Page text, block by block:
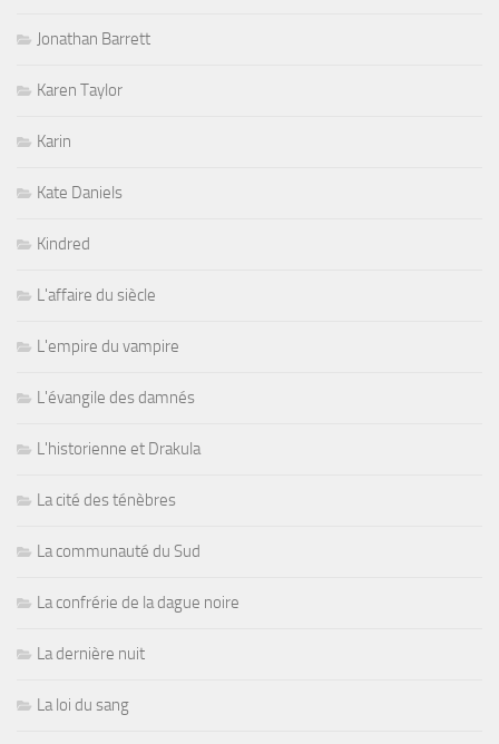
Jonathan Barrett
Karen Taylor
Karin
Kate Daniels
Kindred
L'affaire du siècle
L'empire du vampire
L'évangile des damnés
L'historienne et Drakula
La cité des ténèbres
La communauté du Sud
La confrérie de la dague noire
La dernière nuit
La loi du sang